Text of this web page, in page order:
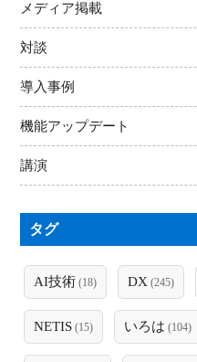
メディア掲載
対談
導入事例
機能アップデート
講演
タグ
AI技術 (18) DX (245)
NETIS (15) いろは (104)